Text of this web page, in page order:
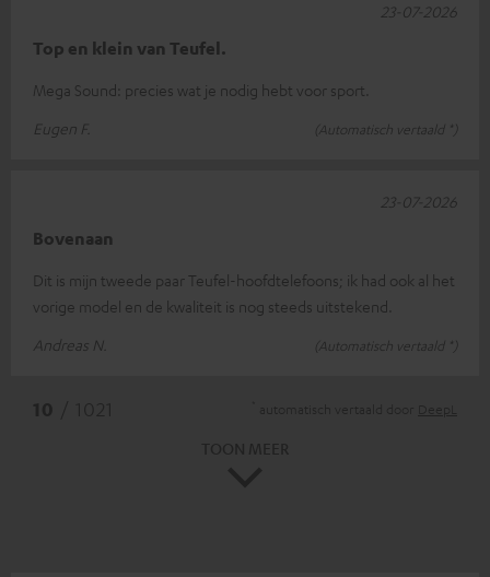
Top en klein van Teufel.
Mega Sound: precies wat je nodig hebt voor sport.
Eugen F.
(Automatisch vertaald *)
23-07-2026
Bovenaan
Dit is mijn tweede paar Teufel-hoofdtelefoons; ik had ook al het
vorige model en de kwaliteit is nog steeds uitstekend.
Andreas N.
(Automatisch vertaald *)
23-07-2026